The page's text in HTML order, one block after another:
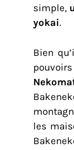
simple,
yokai.
Bien
les